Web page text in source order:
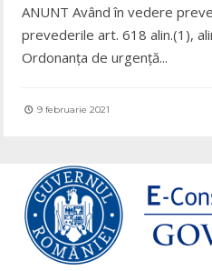
ANUNT Având în vedere
prevederile art. 618 alin.(1),
Ordonanța de urgență...
9 februarie 2021